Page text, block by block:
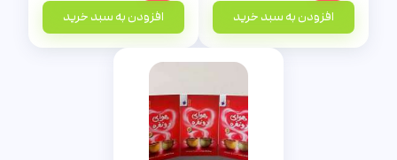
افزودن به سبد خرید افزودن به سبد خرید